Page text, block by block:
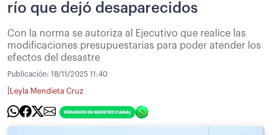
río que dejó desaparecidos
Con la norma se autoriza al Ejecutivo que realice las
modificaciones presupuestarias para poder atender los
efectos del desastre
Publicación: 18/11/2025 11:40
Leyla Mendieta Cruz